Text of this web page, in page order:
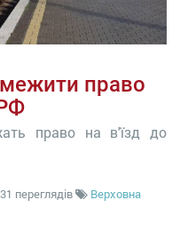
право
право на в'їзд до
переглядів
Верховна